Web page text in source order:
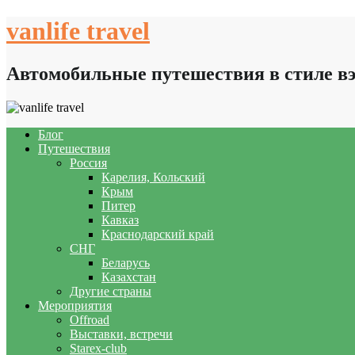
to
vanlife travel
Автомобильные путешествия в стиле
Блог
Путешествия
Россия
Карелия, Кольский
Крым
Питер
Кавказ
Краснодарский край
СНГ
Беларусь
Казахстан
Другие страны
Мероприятия
Offroad
Выставки, встречи
Starex-club